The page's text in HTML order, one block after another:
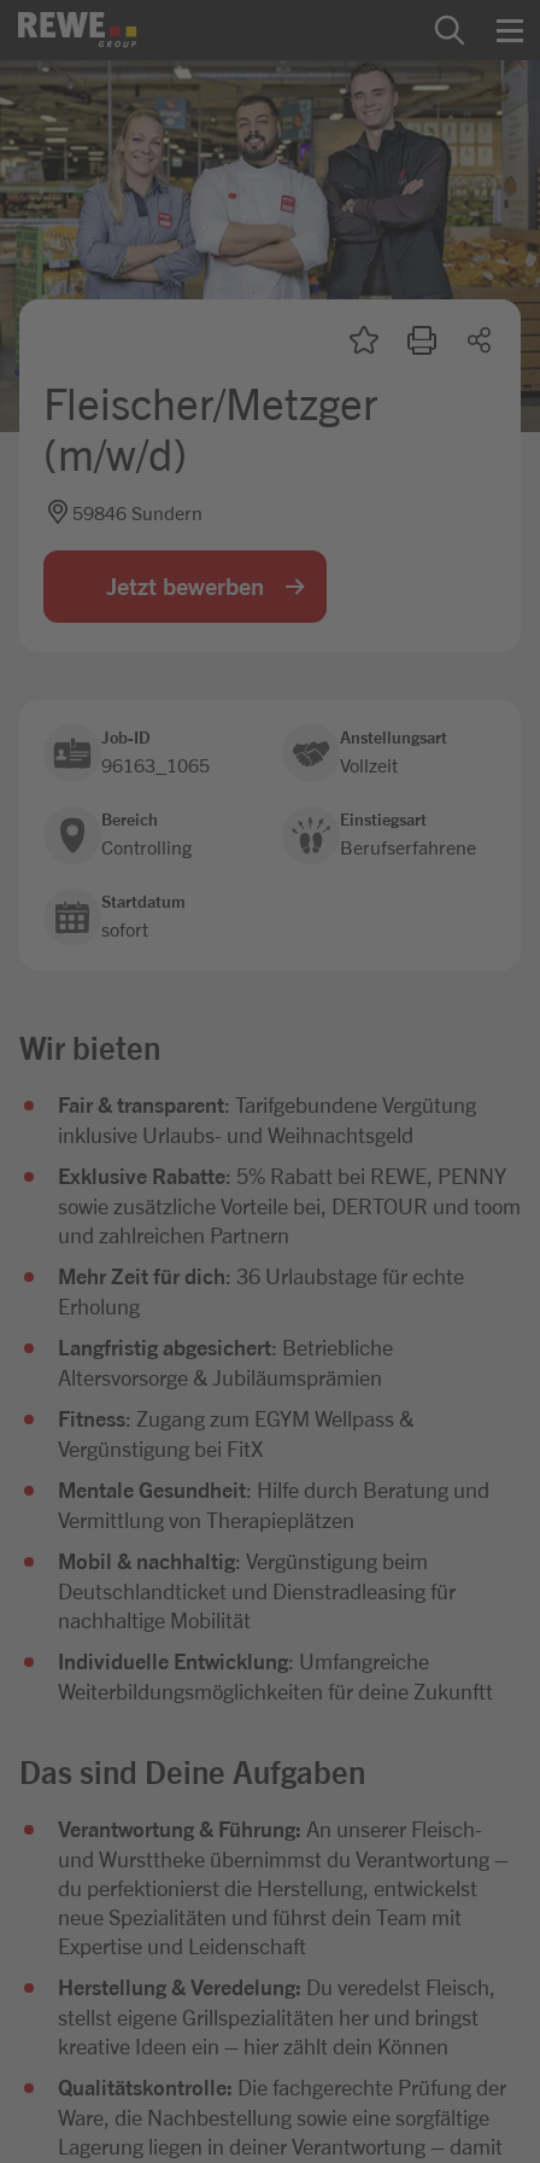
Zum Inhalt springen
Startseite
REWE Group als Arbeitgeber
Ausbildung & Studium
Praktikum & Werkstudium
Mein Kandidat:innenprofil
Fleischer/Metzger
(m/w/d)
59846 Sundern
Jetzt bewerben
Job-ID
96163_1065
Anstellungsart
Vollzeit
Bereich
Controlling
Einstiegsart
Berufserfahrene
Startdatum
sofort
Wir bieten
Fair & transparent: Tarifgebundene Vergütung
inklusive Urlaubs- und Weihnachtsgeld
Exklusive Rabatte: 5% Rabatt bei REWE, PENNY
sowie zusätzliche Vorteile bei, DERTOUR und toom
und zahlreichen Partnern
Mehr Zeit für dich: 36 Urlaubstage für echte
Erholung
Langfristig abgesichert: Betriebliche
Altersvorsorge & Jubiläumsprämien
Fitness: Zugang zum EGYM Wellpass &
Vergünstigung bei FitX
Mentale Gesundheit: Hilfe durch Beratung und
Vermittlung von Therapieplätzen
Mobil & nachhaltig: Vergünstigung beim
Deutschlandticket und Dienstradleasing für
nachhaltige Mobilität
Individuelle Entwicklung: Umfangreiche
Weiterbildungsmöglichkeiten für deine Zukunftt
Das sind Deine Aufgaben
Verantwortung & Führung: An unserer Fleisch-
und Wursttheke übernimmst du Verantwortung –
du perfektionierst die Herstellung, entwickelst
neue Spezialitäten und führst dein Team mit
Expertise und Leidenschaft
Herstellung & Veredelung: Du veredelst Fleisch,
stellst eigene Grillspezialitäten her und bringst
kreative Ideen ein – hier zählt dein Können
Qualitätskontrolle: Die fachgerechte Prüfung der
Ware, die Nachbestellung sowie eine sorgfältige
Lagerung liegen in deiner Verantwortung – damit